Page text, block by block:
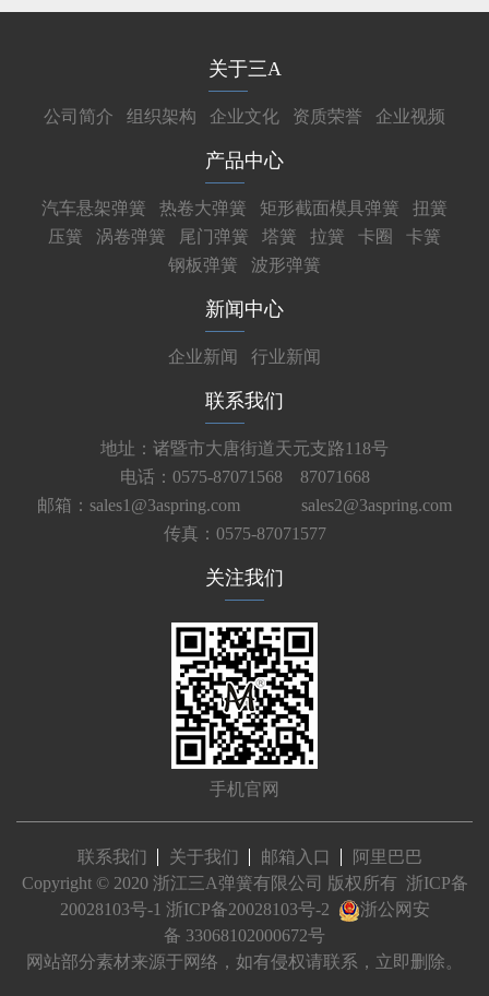
关于三A
公司简介 组织架构 企业文化 资质荣誉 企业视频
产品中心
汽车悬架弹簧 热卷大弹簧 矩形截面模具弹簧
扭簧
压簧
涡卷弹簧 尾门弹簧 塔簧 拉簧 卡圈
卡簧
钢板弹簧
波形弹簧
新闻中心
企业新闻 行业新闻
联系我们
地址：诸暨市大唐街道天元支路118号
电话：0575-87071568 87071668
邮箱：sales1@3aspring.com
sales2@3aspring.com
传真：0575-87071577
关注我们
手机官网
联系我们 关于我们 邮箱入口
阿里巴巴
Copyright © 2020 浙江三A弹簧有限公司 版权所有 浙ICP备
20028103号-1 浙ICP备20028103号-2
浙公网安
备 33068102000672号
网站部分素材来源于网络，如有侵权请联系，立即删除。